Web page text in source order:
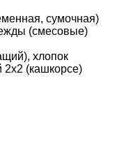
сумочная)
(смесовые)
хлопок
2х2 (кашкорсе)